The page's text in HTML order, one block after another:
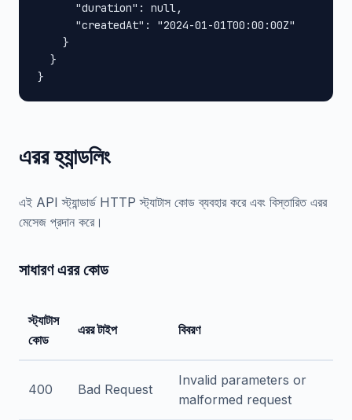
      "duration": null,
      "createdAt": "2024-01-01T00:00:00Z"
    }
  }
}
এরর হ্যান্ডলিং
এই API স্ট্যান্ডার্ড HTTP স্ট্যাটাস কোড ব্যবহার করে এবং বিস্তারিত এরর
মেসেজ প্রদান করে।
সাধারণ এরর কোড
স্ট্যাটাস
কোড
এরর টাইপ বিবরণ
400 Bad Request
Invalid parameters or
malformed request